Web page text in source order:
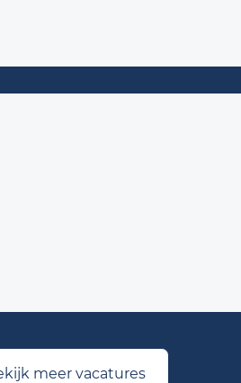
meer vacatures